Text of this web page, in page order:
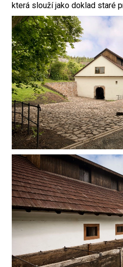
která slouží jako doklad staré